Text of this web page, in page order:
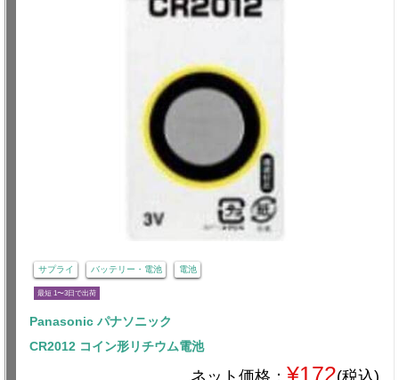
サプライ バッテリー・電池 電池
最短 1〜3日で出荷
Panasonic パナソニック
CR2012 コイン形リチウム電池
¥172